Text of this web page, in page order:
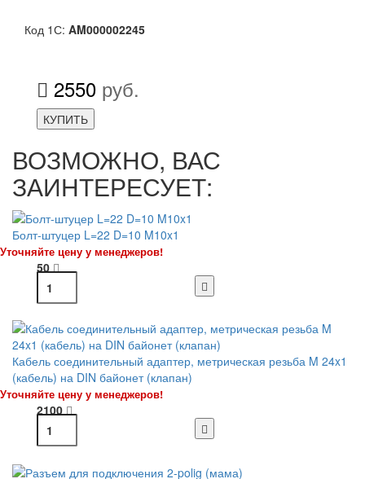
Код 1С: AM000002245
2550 руб.
КУПИТЬ
ВОЗМОЖНО, ВАС
ЗАИНТЕРЕСУЕТ:
Болт-штуцер L=22 D=10 M10x1
Уточняйте цену у менеджеров!
50
Кабель соединительный адаптер, метрическая резьба M 24x1
(кабель) на DIN байонет (клапан)
Уточняйте цену у менеджеров!
2100